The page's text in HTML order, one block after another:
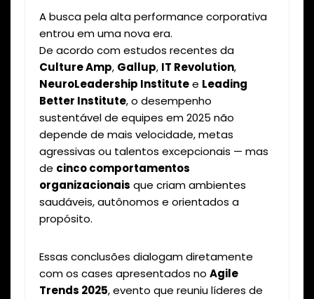
A busca pela alta performance corporativa
entrou em uma nova era.
De acordo com estudos recentes da
Culture Amp, Gallup, IT Revolution,
NeuroLeadership Institutee Leading
Better Institute, o desempenho
sustentável de equipes em 2025 não
depende de mais velocidade, metas
agressivas ou talentos excepcionais — mas
de cinco comportamentos
organizacionais que criam ambientes
saudáveis, autônomos e orientados a
propósito.
Essas conclusões dialogam diretamente
com os cases apresentados no Agile
Trends 2025, evento que reuniu líderes de